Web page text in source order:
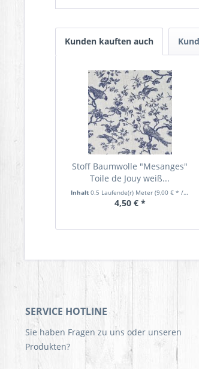
Kunden kauften auch
Stoff Baumwolle "Mesanges"
Toile de Jouy weiß...
Inhalt 0.5 Laufende(r) Meter (9,00 € * / 1 Laufende(r) Meter)
4,50 € *
SERVICE HOTLINE
Sie haben Fragen zu uns oder unseren
Produkten?